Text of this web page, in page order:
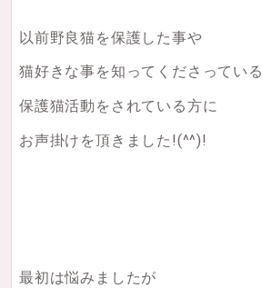
以前野良猫を保護した事や
猫好きな事を知ってくださっている
保護猫活動をされている方に
お声掛けを頂きました!(^^)!
最初は悩みましたが